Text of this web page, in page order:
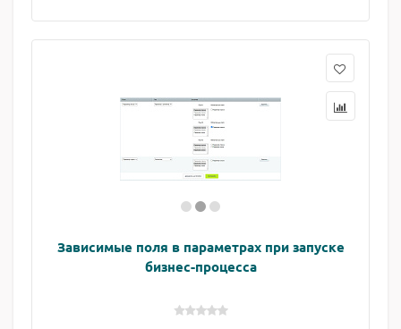
Зависимые поля в параметрах при запуске
бизнес-процесса